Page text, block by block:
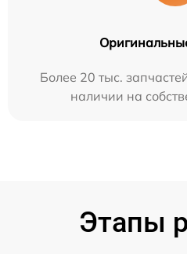
Более 20 тыс.
наличии на
Этапы